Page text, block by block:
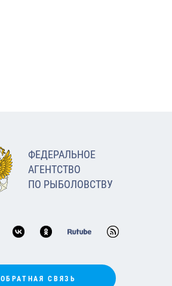
ФЕДЕРАЛЬНОЕ
АГЕНТСТВО
ПО РЫБОЛОВСТВУ
ОБРАТНАЯ СВЯЗЬ